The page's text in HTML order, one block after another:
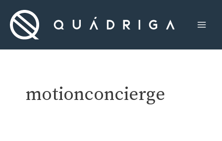
contenido
motionconcierge